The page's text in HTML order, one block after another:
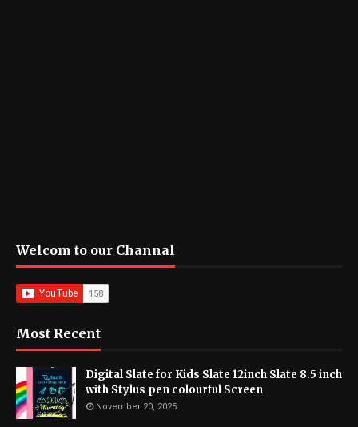
Welcom to our Channal
Most Recent
Digital Slate for Kids Slate 12inch Slate 8.5 inch
with Stylus pen colourful Screen
November 20, 2025